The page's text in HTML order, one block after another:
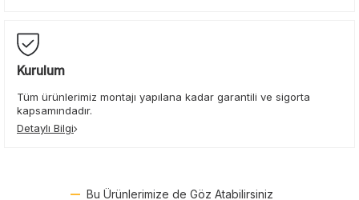
Kurulum
Tüm ürünlerimiz montajı yapılana kadar garantili ve sigorta
kapsamındadır.
Detaylı Bilgi
Bu Ürünlerimize de Göz Atabilirsiniz